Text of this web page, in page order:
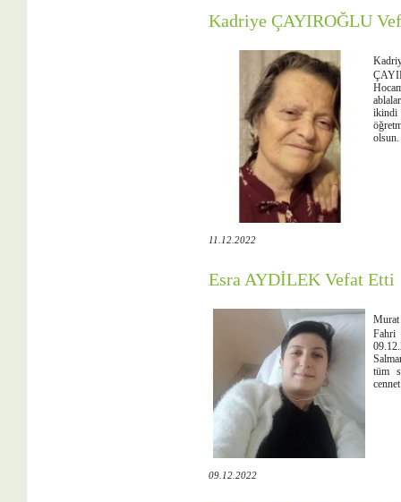
Kadriye ÇAYIROĞLU
ikindi
olsun.
11.12.2022
Esra AYDİLEK Vefat Etti
Fahri
tüm
09.12.2022